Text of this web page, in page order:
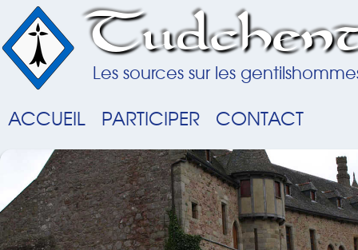
Les sources sur les
ACCUEIL PARTICIPER CONTACT